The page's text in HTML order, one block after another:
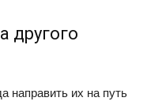
другого
направить их на путь